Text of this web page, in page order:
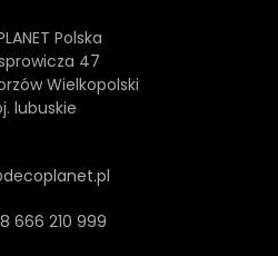
Polska
47
Wielkopolski
lubuskie
666 210 999